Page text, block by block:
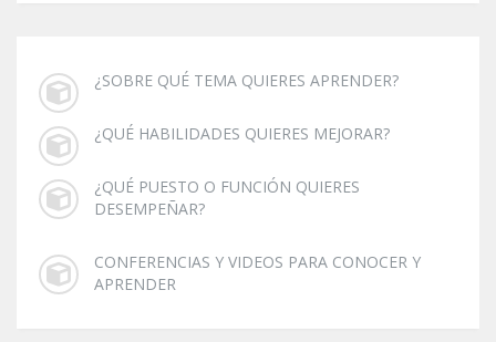
¿SOBRE QUÉ TEMA QUIERES APRENDER?
¿QUÉ HABILIDADES QUIERES MEJORAR?
¿QUÉ PUESTO O FUNCIÓN QUIERES
DESEMPEÑAR?
CONFERENCIAS Y VIDEOS PARA CONOCER Y
APRENDER